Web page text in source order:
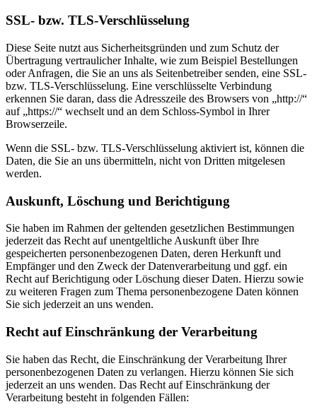
SSL- bzw. TLS-Verschlüsselung
Diese Seite nutzt aus Sicherheitsgründen und zum Schutz der
Übertragung vertraulicher Inhalte, wie zum Beispiel Bestellungen
oder Anfragen, die Sie an uns als Seitenbetreiber senden, eine SSL-
bzw. TLS-Verschlüsselung. Eine verschlüsselte Verbindung
erkennen Sie daran, dass die Adresszeile des Browsers von „http://“
auf „https://“ wechselt und an dem Schloss-Symbol in Ihrer
Browserzeile.
Wenn die SSL- bzw. TLS-Verschlüsselung aktiviert ist, können die
Daten, die Sie an uns übermitteln, nicht von Dritten mitgelesen
werden.
Auskunft, Löschung und Berichtigung
Sie haben im Rahmen der geltenden gesetzlichen Bestimmungen
jederzeit das Recht auf unentgeltliche Auskunft über Ihre
gespeicherten personenbezogenen Daten, deren Herkunft und
Empfänger und den Zweck der Datenverarbeitung und ggf. ein
Recht auf Berichtigung oder Löschung dieser Daten. Hierzu sowie
zu weiteren Fragen zum Thema personenbezogene Daten können
Sie sich jederzeit an uns wenden.
Recht auf Einschränkung der Verarbeitung
Sie haben das Recht, die Einschränkung der Verarbeitung Ihrer
personenbezogenen Daten zu verlangen. Hierzu können Sie sich
jederzeit an uns wenden. Das Recht auf Einschränkung der
Verarbeitung besteht in folgenden Fällen: